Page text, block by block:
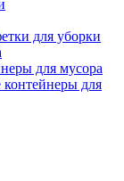
для уборки
для мусора
для